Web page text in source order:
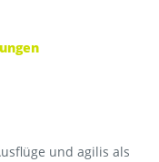
und agilis als